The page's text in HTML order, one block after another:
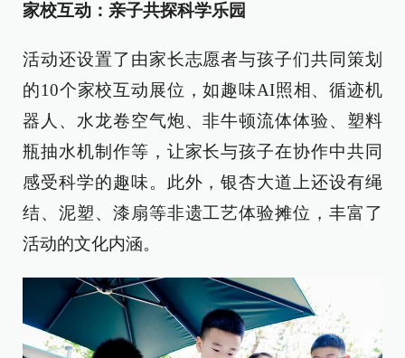
家校互动：亲子共探科学乐园
活动还设置了由家长志愿者与孩子们共同策划
的10个家校互动展位，如趣味AI照相、循迹机
器人、水龙卷空气炮、非牛顿流体体验、塑料
瓶抽水机制作等，让家长与孩子在协作中共同
感受科学的趣味。此外，银杏大道上还设有绳
结、泥塑、漆扇等非遗工艺体验摊位，丰富了
活动的文化内涵。